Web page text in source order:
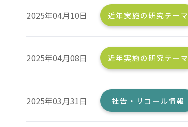
2025年04月10日 近年実施の研究テーマ
2025年04月08日 近年実施の研究テーマ
2025年03月31日 社告・リコール情報